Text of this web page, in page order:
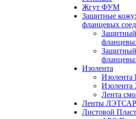
Жгут ФУМ
Защитные
фланцевых
Изолента
Изолента
Лента
Ленты ЛЭТСАР
Листовой